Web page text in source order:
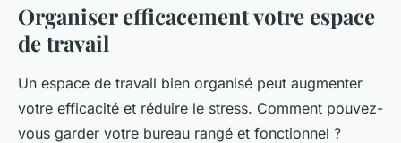
Organiser efficacement votre espace
de travail
Un espace de travail bien organisé peut augmenter
votre efficacité et réduire le stress. Comment pouvez-
vous garder votre bureau rangé et fonctionnel ?